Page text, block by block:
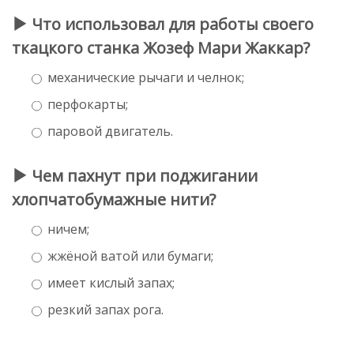
Что использовал для работы своего
ткацкого станка Жозеф Мари Жаккар?
механические рычаги и челнок;
перфокарты;
паровой двигатель.
Чем пахнут при поджигании
хлопчатобумажные нити?
ничем;
жжёной ватой или бумаги;
имеет кислый запах;
резкий запах рога.